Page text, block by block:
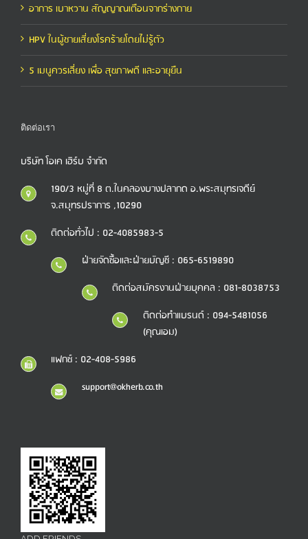
อาการ เบาหวาน สัญญาณเตือนจากร่างกาย
HPV ในผู้ชายเสี่ยงโรคร้ายโดยไม่รู้ตัว
5 เมนูควรเลี่ยง เพื่อ สุขภาพดี และอายุยืน
ติดต่อเรา
บริษัท โอเค เฮิร์บ จำกัด
190/3 หมู่ที่ 8 ต.ในคลองบางปลากด อ.พระสมุทรเจดีย์
จ.สมุทรปราการ ,10290
ติดต่อทั่วไป : 02-4085983-5
ฝ่ายจัดซื้อและฝ่ายบัญชี : 065-6519890
ติดต่อสมัครงานฝ่ายบุคคล : 081-8038753
ติดต่อทำแบรนด์ : 094-5481056
(คุณเอม)
แฟกซ์ : 02-408-5986
support@okherb.co.th